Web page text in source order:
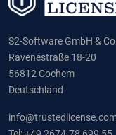
S2-Software GmbH &
Ravenéstraße 18-20
56812 Cochem
Deutschland